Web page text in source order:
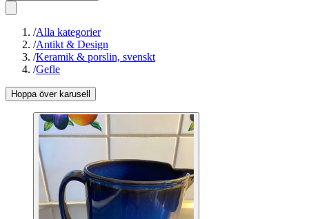
/Alla kategorier
/Antikt & Design
/Keramik & porslin, svenskt
/Gefle
Hoppa över karusell